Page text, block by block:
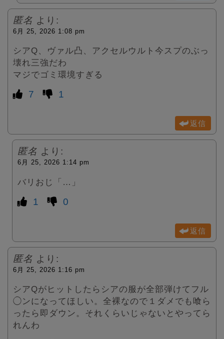
匿名 より:
6月 25, 2026 1:08 pm
シアQ、ヴァル凸、アクセルウルト今スプのぶっ
壊れ三強だわ
マジでゴミ環境すぎる
7 1
返信
匿名 より:
6月 25, 2026 1:14 pm
バリおじ「…」
1 0
返信
匿名 より:
6月 25, 2026 1:16 pm
シアQがヒットしたらシアの服が全部弾けてフル
◯ンになってほしい。全裸なので１ダメでも喰ら
ったら即ダウン。それくらいじゃないとやってら
れんわ